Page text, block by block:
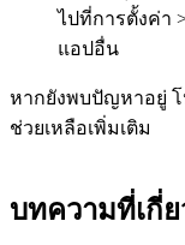
ไปที่การตั้งค่า
แอปอื่น
หากยังพบปัญหาอยู่
ช่วยเหลือเพิ่มเติม
บทความที่เกี่ย